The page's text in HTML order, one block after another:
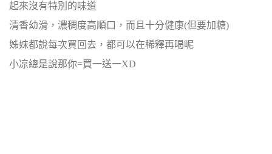
起來沒有特別的味道
清香幼滑，濃稠度高順口，而且十分健康(但要加糖)
姊妹都說每次買回去，都可以在稀釋再喝呢
小凉總是說那你=買一送一XD